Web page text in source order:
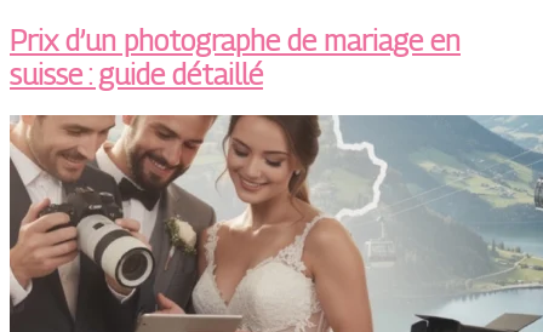
Prix d’un photographe de mariage en
suisse : guide détaillé